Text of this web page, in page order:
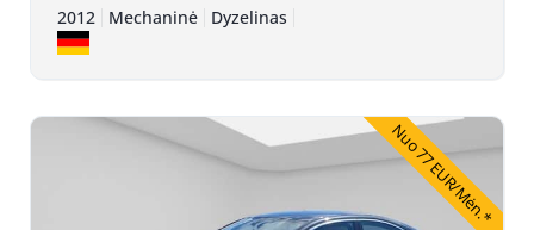
2012 Mechaninė Dyzelinas
Nuo 77 EUR/Mėn.*